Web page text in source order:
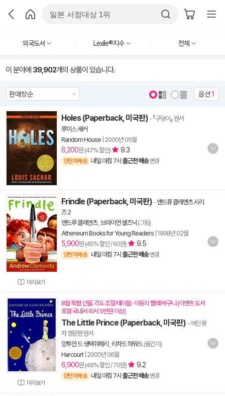
외국도서 Lexile®지수 전체
이 분야에 39,902개의 상품이 있습니다.
옵션1
Holes (Paperback, 미국판) - 『구덩이』 원서
루이스 새커
Random House 2000년 05월
6,200원 (47% 할인) 9.3
양탄자배송 내일 아침 7시 출근전 배송 변경
미리보기
Frindle (Paperback, 미국판) - 앤드류 클레멘츠 시리
즈 2
앤드루 클레먼츠, 브라이언 셀즈닉 (그림)
Atheneum Books for Young Readers 1998년 02월
5,900원 (45% 할인 / 60원) 9.5
양탄자배송 내일 아침 7시 출근전 배송 변경
미리보기
8월 특별 선물. 각도 조절 테이블 · 이동식 빨래 바구니 (이벤트 도서
포함 국내서·외서 5만원 이상)
The Little Prince (Paperback, 미국판) - 어린 왕
자 영문판 원서
앙투안 드 생텍쥐페리 리차드 하워드(옮긴이)
Harcourt| 2000년 06월
6,900원 (49% 할인 / 70원) 9.2
양탄자배송 내일 아침 7시 출근전 배송 변경